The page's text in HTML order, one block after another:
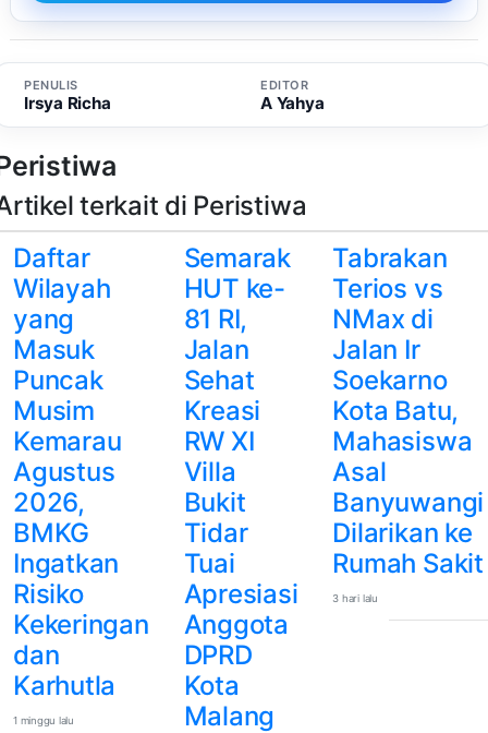
PENULIS
Irsya Richa
EDITOR
A Yahya
terkait di Peristiwa
Daftar
Wilayah
yang
Masuk
Puncak
Musim
Kemarau
Agustus
2026,
BMKG
Ingatkan
Risiko
Kekeringan
dan
Karhutla
1 minggu lalu
Semarak
HUT ke-
81 RI,
Jalan
Sehat
Kreasi
RW XI
Villa
Bukit
Tidar
Tuai
Apresiasi
Anggota
DPRD
Kota
Malang
Tabrakan
Terios vs
NMax di
Jalan Ir
Soekarno
Kota Batu,
Mahasiswa
Asal
Banyuwangi
Dilarikan ke
Rumah Sakit
3 hari lalu